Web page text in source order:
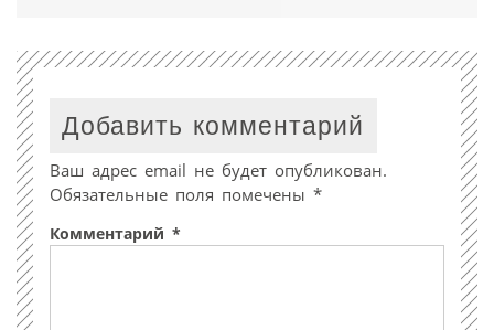
Добавить комментарий
Ваш адрес email не будет опубликован.
Обязательные поля помечены *
Комментарий *